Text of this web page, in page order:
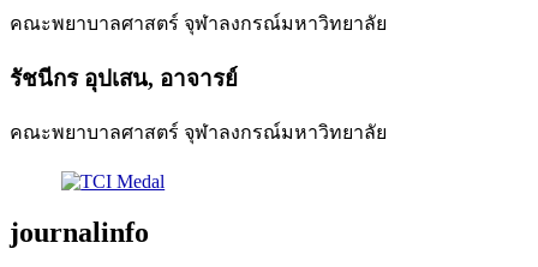
คณะพยาบาลศาสตร์ จุฬาลงกรณ์มหาวิทยาลัย
รัชนีกร อุปเสน, อาจารย์
คณะพยาบาลศาสตร์ จุฬาลงกรณ์มหาวิทยาลัย
journalinfo